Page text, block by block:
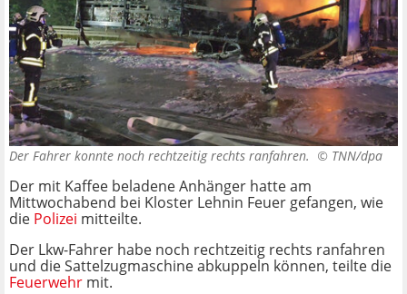
Der Fahrer konnte noch rechtzeitig rechts ranfahren. © TNN/dpa
Der mit Kaffee beladene Anhänger hatte am
Mittwochabend bei Kloster Lehnin Feuer gefangen, wie
die Polizei mitteilte.
Der Lkw-Fahrer habe noch rechtzeitig rechts ranfahren
und die Sattelzugmaschine abkuppeln können, teilte die
Feuerwehr mit.